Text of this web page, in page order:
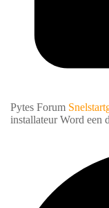
Pytes Forum
installateur Word een